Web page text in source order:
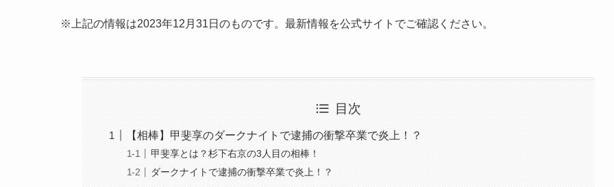
※上記の情報は2023年12月31日のものです。最新情報を公式サイトでご確認ください。
目次
【相棒】甲斐享のダークナイトで逮捕の衝撃卒業で炎上！？
甲斐享とは？杉下右京の3人目の相棒！
ダークナイトで逮捕の衝撃卒業で炎上！？